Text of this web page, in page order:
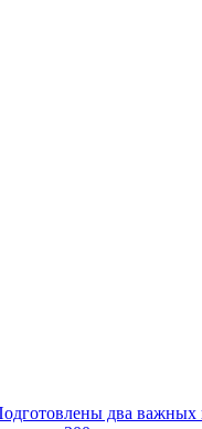
два